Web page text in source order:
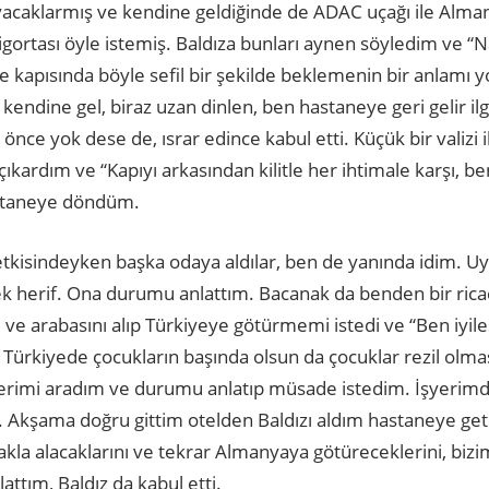
ve kendine geldiğinde de ADAC uçağı ile
öyle istemiş. Baldıza bunları aynen söyledim ve
böyle sefil bir şekilde beklemenin bir anlamı
gel, biraz uzan dinlen, ben hastaneye geri gelir
önce yok dese de, ısrar edince kabul etti. Küçük bir
ve “Kapıyı arkasından kilitle her ihtimale karşı,
döndüm.
başka odaya aldılar, ben de yanında idim.
herif. Ona durumu anlattım. Bacanak da benden bir
ve arabasını alıp Türkiyeye götürmemi istedi ve “Ben
çocukların başında olsun da çocuklar rezil
aradım ve durumu anlatıp müsade istedim.
doğru gittim otelden Baldızı aldım hastaneye
alacaklarını ve tekrar Almanyaya götüreceklerini,
Baldız da kabul etti.